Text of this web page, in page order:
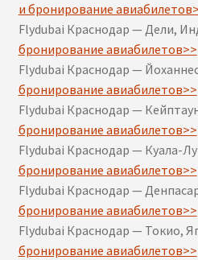
и бронирование
Flydubai Краснодар — Дели,
бронирование авиабилетов>>
Flydubai Краснодар —
бронирование авиабилетов>>
Flydubai Краснодар —
бронирование авиабилетов>>
Flydubai Краснодар — Куала-
бронирование авиабилетов>>
Flydubai Краснодар —
бронирование авиабилетов>>
Flydubai Краснодар — Токио,
бронирование авиабилетов>>